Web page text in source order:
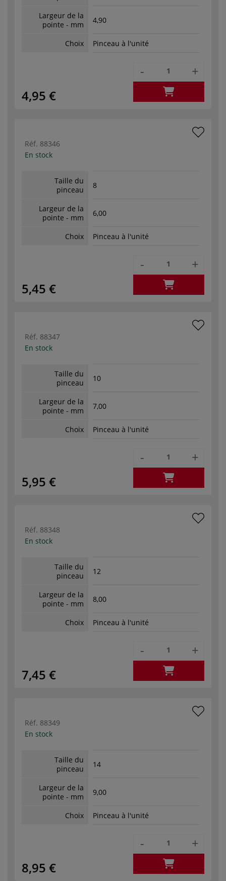
Largeur de la
pointe - mm
4,90
Choix Pinceau à l'unité
4,95 €
- +
Réf. 88346
En stock
Taille du
pinceau
8
Largeur de la
pointe - mm
6,00
Choix Pinceau à l'unité
5,45 €
- +
Réf. 88347
En stock
Taille du
pinceau
10
Largeur de la
pointe - mm
7,00
Choix Pinceau à l'unité
5,95 €
- +
Réf. 88348
En stock
Taille du
pinceau
12
Largeur de la
pointe - mm
8,00
Choix Pinceau à l'unité
7,45 €
- +
Réf. 88349
En stock
Taille du
pinceau
14
Largeur de la
pointe - mm
9,00
Choix Pinceau à l'unité
8,95 €
- +